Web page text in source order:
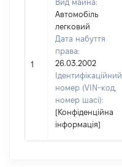
1
Вид майна:
Автомобіль
легковий
Дата набуття
права:
26.03.2002
Ідентифікаційний
номер (VIN-код,
номер шасі):
[Конфіденційна
інформація]